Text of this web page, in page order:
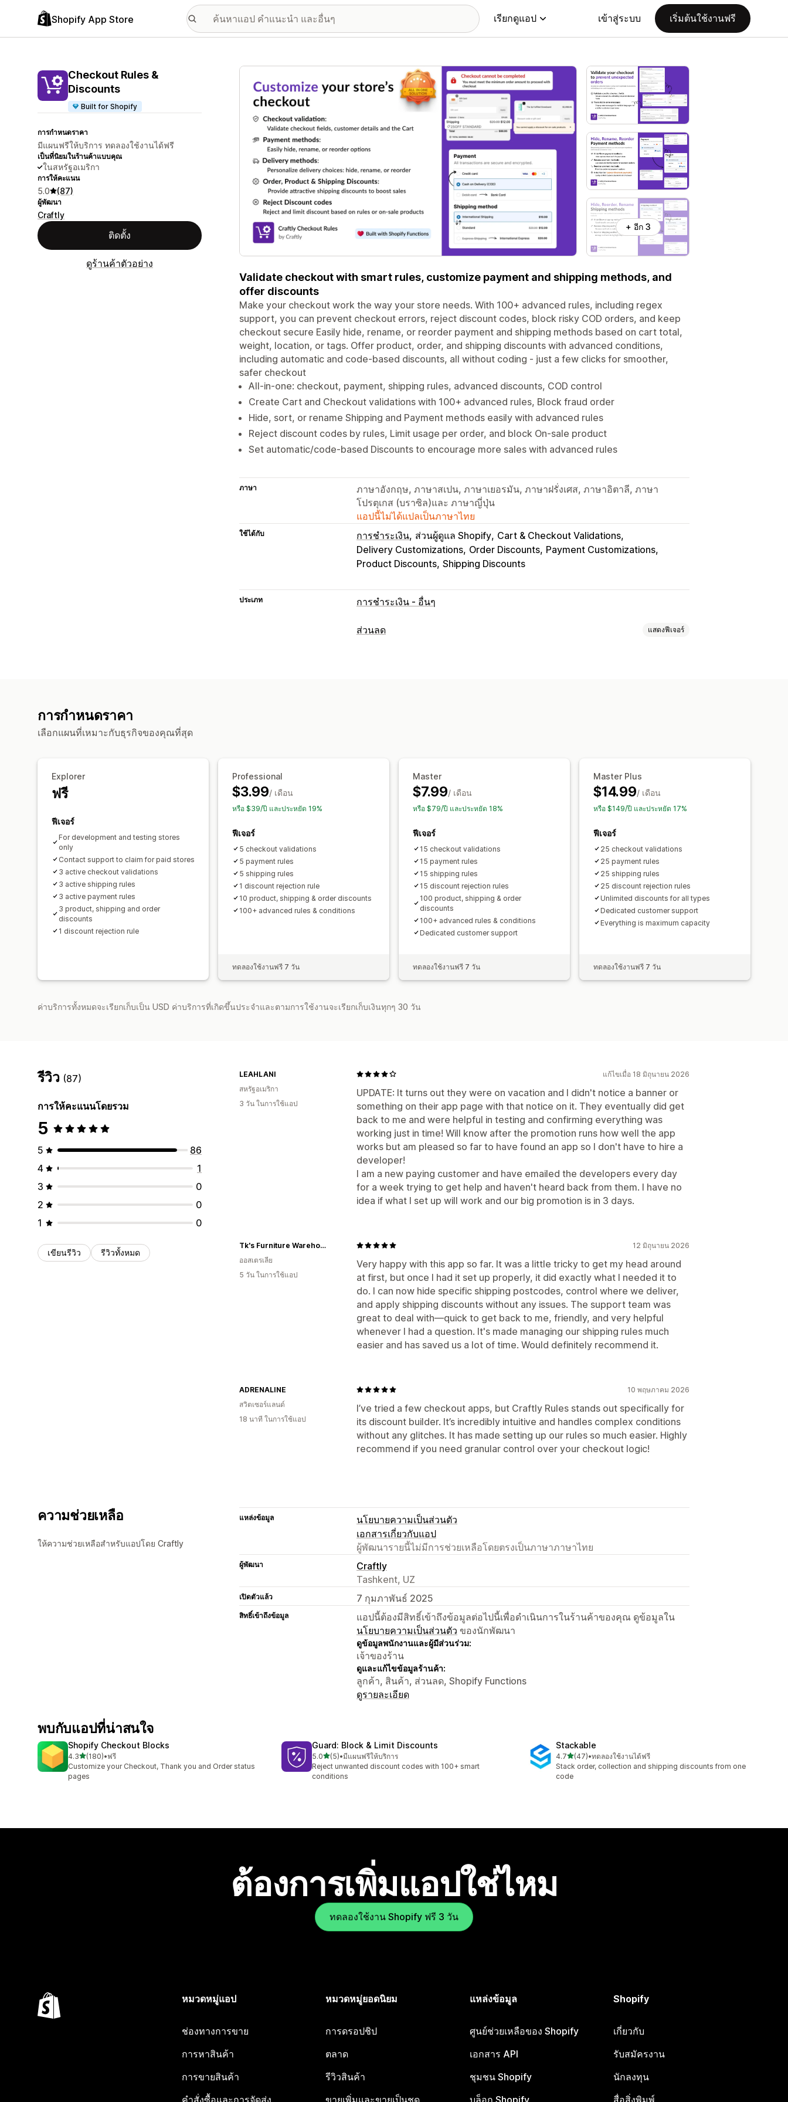
Shopify App Store เรียกดูแอป เข้าสู่ระบบ เริ่มต้นใช้งานฟรี
Checkout Rules &
Discounts
Built for Shopify
การกำหนดราคา
มีแผนฟรีให้บริการ ทดลองใช้งานได้ฟรี
เป็นที่นิยมในร้านค้าแบบคุณ
ในสหรัฐอเมริกา
การให้คะแนน
5.0 (87)
ผู้พัฒนา
Craftly
ติดตั้ง
ดูร้านค้าตัวอย่าง
แกลเลอรีรูปภาพที่แสดง
+ อีก 3
Validate checkout with smart rules, customize payment and shipping methods, and
offer discounts
Make your checkout work the way your store needs. With 100+ advanced rules, including regex
support, you can prevent checkout errors, reject discount codes, block risky COD orders, and keep
checkout secure Easily hide, rename, or reorder payment and shipping methods based on cart total,
weight, location, or tags. Offer product, order, and shipping discounts with advanced conditions,
including automatic and code-based discounts, all without coding - just a few clicks for smoother,
safer checkout
All-in-one: checkout, payment, shipping rules, advanced discounts, COD control
Create Cart and Checkout validations with 100+ advanced rules, Block fraud order
Hide, sort, or rename Shipping and Payment methods easily with advanced rules
Reject discount codes by rules, Limit usage per order, and block On-sale product
Set automatic/code-based Discounts to encourage more sales with advanced rules
ภาษา
ภาษาอังกฤษ, ภาษาสเปน, ภาษาเยอรมัน, ภาษาฝรั่งเศส, ภาษาอิตาลี, ภาษา
โปรตุเกส (บราซิล)และ ภาษาญี่ปุ่น
แอปนี้ไม่ได้แปลเป็นภาษาไทย
ใช้ได้กับ การชำระเงิน ส่วนผู้ดูแล Shopify Cart & Checkout Validations
Delivery Customizations Order Discounts Payment Customizations
Product Discounts Shipping Discounts
ประเภท การชำระเงิน - อื่นๆ
ส่วนลด แสดงฟีเจอร์
การปรับให้เข้ากับท้องถิ่น
ทริกเกอร์และกฎ
การกำหนดเป้าหมาย
ตำแหน่งทางภูมิศาสตร์
การกำหนดราคา
เลือกแผนที่เหมาะกับธุรกิจของคุณที่สุด
Explorer
ฟรี
ฟีเจอร์
For development and testing stores
only
Contact support to claim for paid stores
3 active checkout validations
3 active shipping rules
3 active payment rules
3 product, shipping and order
discounts
1 discount rejection rule
Professional
$3.99/ เดือน
หรือ $39/ปี และประหยัด 19%
ฟีเจอร์
5 checkout validations
5 payment rules
5 shipping rules
1 discount rejection rule
10 product, shipping & order discounts
100+ advanced rules & conditions
ทดลองใช้งานฟรี 7 วัน
Master
$7.99/ เดือน
หรือ $79/ปี และประหยัด 18%
ฟีเจอร์
15 checkout validations
15 payment rules
15 shipping rules
15 discount rejection rules
100 product, shipping & order
discounts
100+ advanced rules & conditions
Dedicated customer support
ทดลองใช้งานฟรี 7 วัน
Master Plus
$14.99/ เดือน
หรือ $149/ปี และประหยัด 17%
ฟีเจอร์
25 checkout validations
25 payment rules
25 shipping rules
25 discount rejection rules
Unlimited discounts for all types
Dedicated customer support
Everything is maximum capacity
ทดลองใช้งานฟรี 7 วัน
ค่าบริการทั้งหมดจะเรียกเก็บเป็น USD ค่าบริการที่เกิดขึ้นประจำและตามการใช้งานจะเรียกเก็บเงินทุกๆ 30 วัน
รีวิว (87)
การให้คะแนนโดยรวม
5
5
86
4
1
3
0
2
0
1
0
เขียนรีวิว รีวิวทั้งหมด
แก้ไขเมื่อ 18 มิถุนายน 2026
UPDATE: It turns out they were on vacation and I didn't notice a banner or
something on their app page with that notice on it. They eventually did get
back to me and were helpful in testing and confirming everything was
working just in time! Will know after the promotion runs how well the app
works but am pleased so far to have found an app so I don't have to hire a
developer!
I am a new paying customer and have emailed the developers every day
for a week trying to get help and haven't heard back from them. I have no
idea if what I set up will work and our big promotion is in 3 days.
LEAHLANI
สหรัฐอเมริกา
3 วัน ในการใช้แอป
12 มิถุนายน 2026
Very happy with this app so far. It was a little tricky to get my head around
at first, but once I had it set up properly, it did exactly what I needed it to
do. I can now hide specific shipping postcodes, control where we deliver,
and apply shipping discounts without any issues. The support team was
great to deal with—quick to get back to me, friendly, and very helpful
whenever I had a question. It's made managing our shipping rules much
easier and has saved us a lot of time. Would definitely recommend it.
Tk's Furniture Warehouse
ออสเตรเลีย
5 วัน ในการใช้แอป
10 พฤษภาคม 2026
I’ve tried a few checkout apps, but Craftly Rules stands out specifically for
its discount builder. It’s incredibly intuitive and handles complex conditions
without any glitches. It has made setting up our rules so much easier. Highly
recommend if you need granular control over your checkout logic!
ADRENALINE
สวิตเซอร์แลนด์
18 นาที ในการใช้แอป
ความช่วยเหลือ
ให้ความช่วยเหลือสำหรับแอปโดย Craftly
แหล่งข้อมูล
นโยบายความเป็นส่วนตัว
เอกสารเกี่ยวกับแอป
ผู้พัฒนารายนี้ไม่มีการช่วยเหลือโดยตรงเป็นภาษาภาษาไทย
ผู้พัฒนา
Craftly
Tashkent, UZ
เปิดตัวแล้ว 7 กุมภาพันธ์ 2025
สิทธิ์เข้าถึงข้อมูล
แอปนี้ต้องมีสิทธิ์เข้าถึงข้อมูลต่อไปนี้เพื่อดำเนินการในร้านค้าของคุณ ดูข้อมูลใน
นโยบายความเป็นส่วนตัว ของนักพัฒนา
ดูข้อมูลพนักงานและผู้มีส่วนร่วม:
เจ้าของร้าน
ดูและแก้ไขข้อมูลร้านค้า:
ลูกค้า, สินค้า, ส่วนลด, Shopify Functions
ดูรายละเอียด
พบกับแอปที่น่าสนใจ
Shopify Checkout Blocks
4.3เต็ม 5 ดาว
(180)
ทั้งหมด 180 รีวิว
•ฟรี
Customize your Checkout, Thank you and Order status
pages
Guard: Block & Limit Discounts
5.0เต็ม 5 ดาว
(5)
ทั้งหมด 5 รีวิว
•มีแผนฟรีให้บริการ
Reject unwanted discount codes with 100+ smart
conditions
Stackable
4.7เต็ม 5 ดาว
(47)
ทั้งหมด 47 รีวิว
•ทดลองใช้งานได้ฟรี
Stack order, collection and shipping discounts from one
code
ต้องการเพิ่มแอปใช่ไหม
ทดลองใช้งาน Shopify ฟรี 3 วัน
หมวดหมู่แอป
ช่องทางการขาย
การหาสินค้า
การขายสินค้า
หมวดหมู่ยอดนิยม
การดรอปชิป
ตลาด
รีวิวสินค้า
แหล่งข้อมูล
ศูนย์ช่วยเหลือของ Shopify
เอกสาร API
ชุมชน Shopify
Shopify
เกี่ยวกับ
รับสมัครงาน
นักลงทุน